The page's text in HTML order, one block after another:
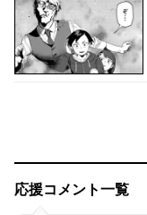
応援コメント一覧